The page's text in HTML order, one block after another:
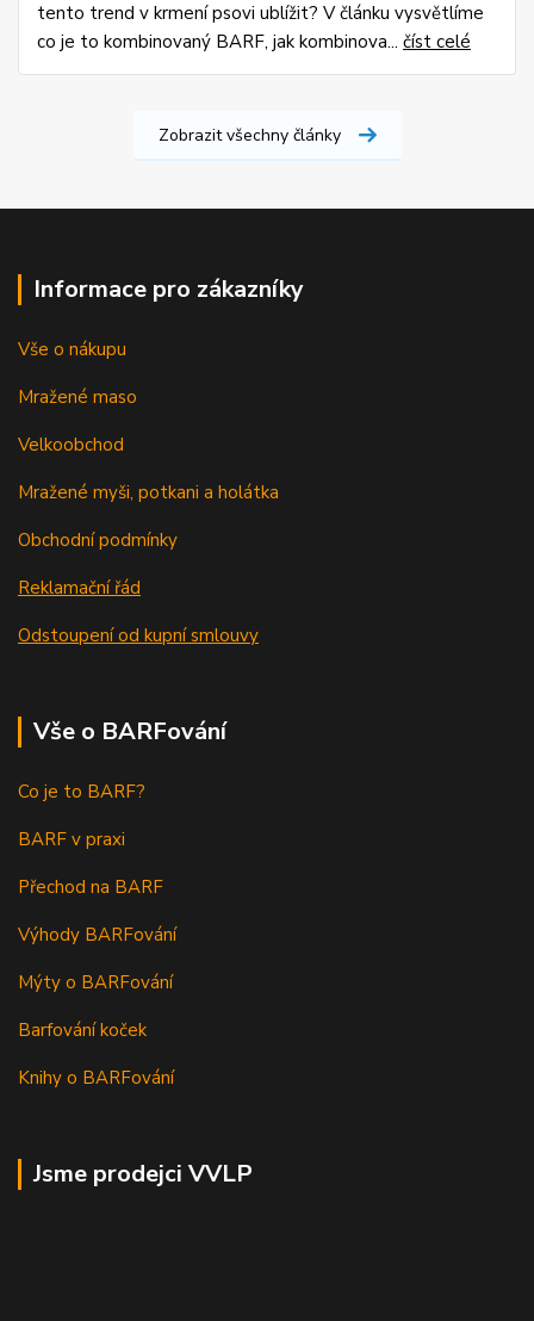
tento trend v krmení psovi ublížit? V článku vysvětlíme
co je to kombinovaný BARF, jak kombinova... číst celé
Zobrazit všechny články
Informace pro zákazníky
Vše o nákupu
Mražené maso
Velkoobchod
Mražené myši, potkani a holátka
Obchodní podmínky
Reklamační řád
Odstoupení od kupní smlouvy
Vše o BARFování
Co je to BARF?
BARF v praxi
Přechod na BARF
Výhody BARFování
Mýty o BARFování
Barfování koček
Knihy o BARFování
Jsme prodejci VVLP